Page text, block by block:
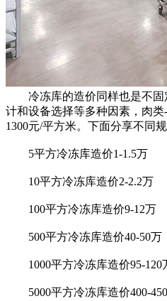
冷冻库的造价同样也是不固
计和设备选择等多种因素，肉
1300元/平方米。下面分享不同
5平方冷冻库造价1-1.5万
10平方冷冻库造价2-2.2万
100平方冷冻库造价9-12万
500平方冷冻库造价40-50万
1000平方冷冻库造价95-120
5000平方冷冻库造价400-